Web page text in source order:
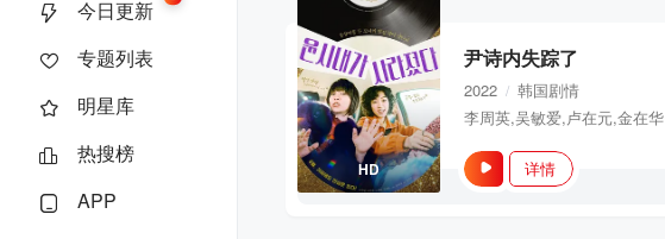
今日更新
专题列表
明星库
热搜榜
APP
HD
尹诗内失踪了
2022 / 韩国剧情
李周英,吴敏爱,卢在元,金在华
详情